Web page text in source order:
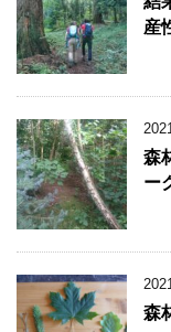
産
森
ー
森